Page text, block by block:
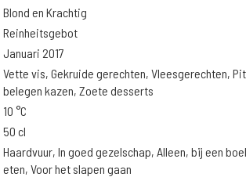
Blond en Krachtig
Reinheitsgebot
Januari 2017
Vette vis, Gekruide gerechten, Vleesgerechten,
belegen kazen, Zoete desserts
10 °C
50 cl
Haardvuur, In goed gezelschap, Alleen, bij een
eten, Voor het slapen gaan